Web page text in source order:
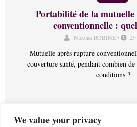
We value your privacy
Portabilité de la
conventionnelle :
Nicolas ROBINE •
Mutuelle après rupture
couverture santé, pendant combien
conditions ?